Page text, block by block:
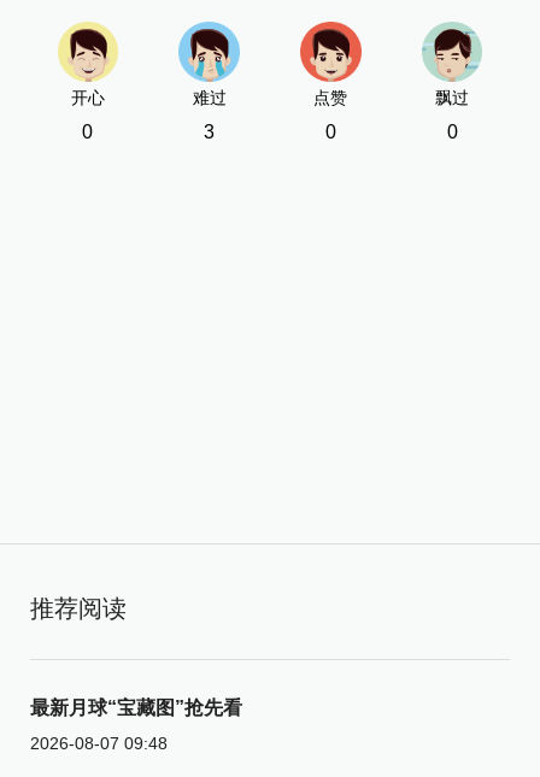
开心
0
难过
3
点赞
0
飘过
0
推荐阅读
最新月球“宝藏图”抢先看
2026-08-07 09:48